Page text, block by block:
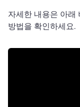
자세한 내용은 아래
방법을 확인하세요.